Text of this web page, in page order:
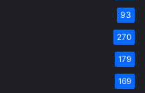
93
270
179
169